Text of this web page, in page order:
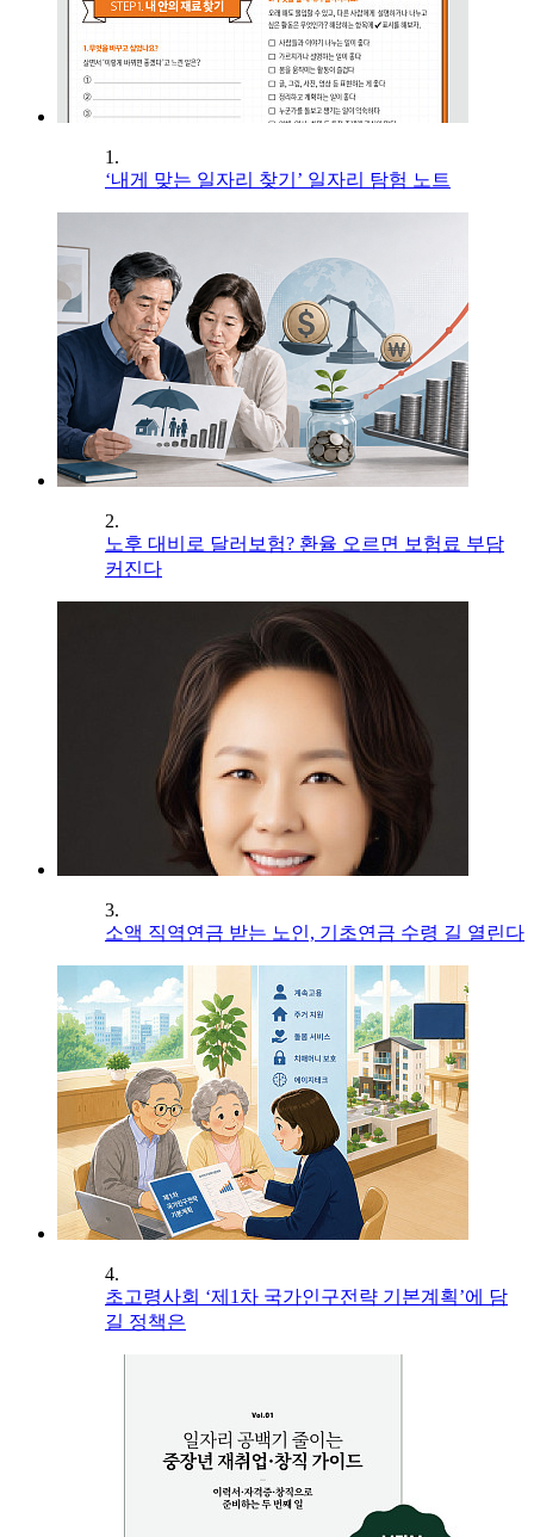
1.
‘내게 맞는 일자리 찾기’ 일자리 탐험 노트
2.
노후 대비로 달러보험? 환율 오르면 보험료 부담
커진다
3.
소액 직역연금 받는 노인, 기초연금 수령 길 열린다
4.
초고령사회 ‘제1차 국가인구전략 기본계획’에 담
길 정책은